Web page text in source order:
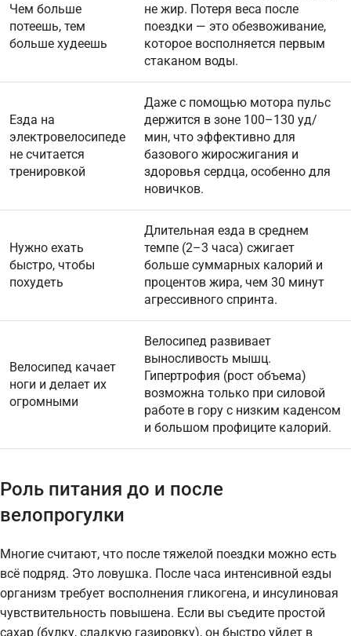
Чем больше
потеешь, тем
больше худеешь
не жир. Потеря веса после
поездки — это обезвоживание,
которое восполняется первым
стаканом воды.
Езда на
электровелосипеде
не считается
тренировкой
Даже с помощью мотора пульс
держится в зоне 100–130 уд/
мин, что эффективно для
базового жиросжигания и
здоровья сердца, особенно для
новичков.
Нужно ехать
быстро, чтобы
похудеть
Длительная езда в среднем
темпе (2–3 часа) сжигает
больше суммарных калорий и
процентов жира, чем 30 минут
агрессивного спринта.
Велосипед качает
ноги и делает их
огромными
Велосипед развивает
выносливость мышц.
Гипертрофия (рост объема)
возможна только при силовой
работе в гору с низким каденсом
и большом профиците калорий.
Роль питания до и после
велопрогулки
Многие считают, что после тяжелой поездки можно есть
всё подряд. Это ловушка. После часа интенсивной езды
организм требует восполнения гликогена, и инсулиновая
чувствительность повышена. Если вы съедите простой
сахар (булку, сладкую газировку), он быстро уйдет в